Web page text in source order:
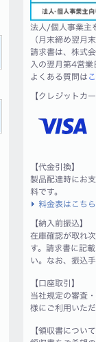
法人/個人事業主
（月末締め翌月
請求書は、株式
入の翌月第4営業
よくある質問は
【クレジットカ
【代金引換】
製品配達時にお
料です。
料金表はこちら
【納入前振込】
在庫確認が取れ
す。請求書に記
い。なお、振込
【口座取引】
当社規定の審査
様にご利用いただ
【領収書について